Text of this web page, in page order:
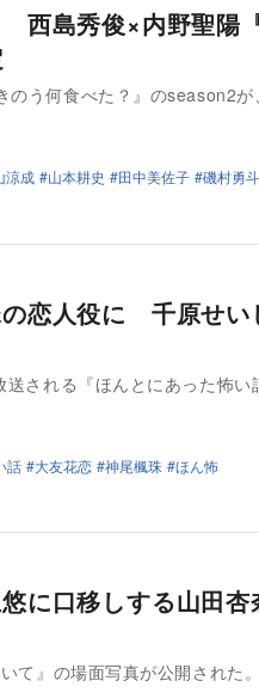
西島秀俊×内野聖陽
のう何食べた？』のseason2が
涼成 山本耕史 田中美佐子
磯村勇斗
恋人役に 千原せい
される『ほんとにあった怖い
話 大友花恋 神尾楓珠 ほん怖
に口移しする山田
て』の場面写真が公開され